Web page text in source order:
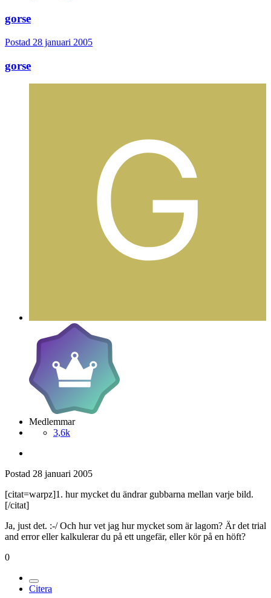
gorse
Postad 28 januari 2005
gorse
Medlemmar
3,6k
Postad 28 januari 2005
[citat=warpz]1. hur mycket du ändrar gubbarna mellan varje bild.
[/citat]
Ja, just det. :-/ Och hur vet jag hur mycket som är lagom? Är det trial
and error eller kalkulerar du på ett ungefär, eller kör på en höft?
0
Citera